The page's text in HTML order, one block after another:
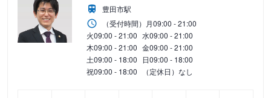
豊田市駅
（受付時間） 月09:00 - 21:00
火09:00 - 21:00 水09:00 - 21:00
木09:00 - 21:00 金09:00 - 21:00
土09:00 - 18:00 日09:00 - 18:00
祝09:00 - 18:00 （定休日）なし